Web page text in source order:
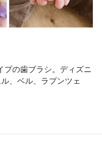
の歯ブラシ。 ディズニ
、ベル、ラプンツェ